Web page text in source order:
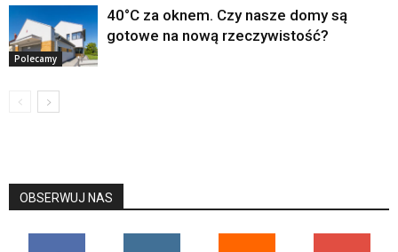
Polecamy
40°C za oknem. Czy nasze domy są
gotowe na nową rzeczywistość?
OBSERWUJ NAS